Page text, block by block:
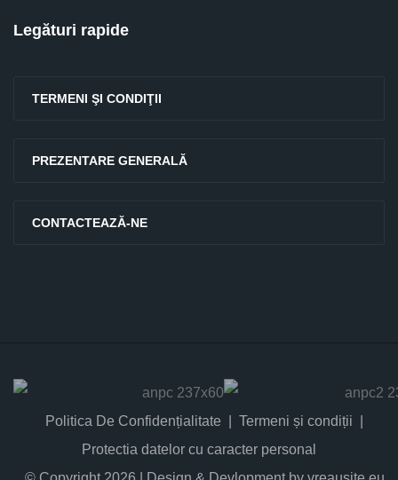
Legături rapide
TERMENI ŞI CONDIŢII
PREZENTARE GENERALĂ
CONTACTEAZĂ-NE
Politica De Confidențialitate
Termeni și condiții
Protectia datelor cu caracter personal